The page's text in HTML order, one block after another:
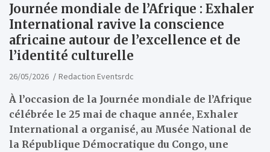
Journée mondiale de l’Afrique : Exhaler
International ravive la conscience
africaine autour de l’excellence et de
l’identité culturelle
26/05/2026 Redaction Eventsrdc
À l’occasion de la Journée mondiale de l’Afrique
célébrée le 25 mai de chaque année, Exhaler
International a organisé, au Musée National de
la République Démocratique du Congo, une